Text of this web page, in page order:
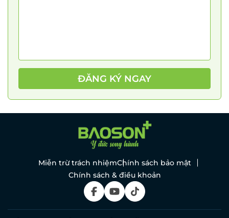
ĐĂNG KÝ NGAY
Miễn trừ trách nhiệmChính sách bảo mật
Chính sách & điều khoản